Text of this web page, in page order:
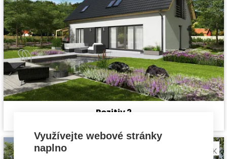
Dispozice:
5+1
Užitná plocha:
140 m²
Pozitiv 2
Využívejte webové stránky
naplno